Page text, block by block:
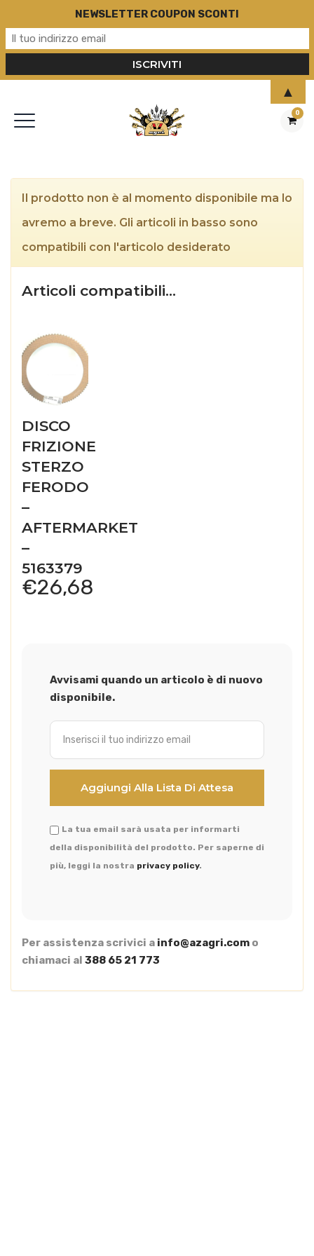
0
Il prodotto non è al momento disponibile ma lo
avremo a breve. Gli articoli in basso sono
compatibili con l'articolo desiderato
Articoli compatibili…
DISCO
FRIZIONE
STERZO
FERODO
–
AFTERMARKET
–
5163379
€26,68
Avvisami quando un articolo è di nuovo
disponibile.
La tua email sarà usata per informarti
della disponibilità del prodotto. Per saperne di
più, leggi la nostra privacy policy.
Per assistenza scrivici a info@azagri.com o
chiamaci al 388 65 21 773
NEWSLETTER COUPON SCONTI
▲